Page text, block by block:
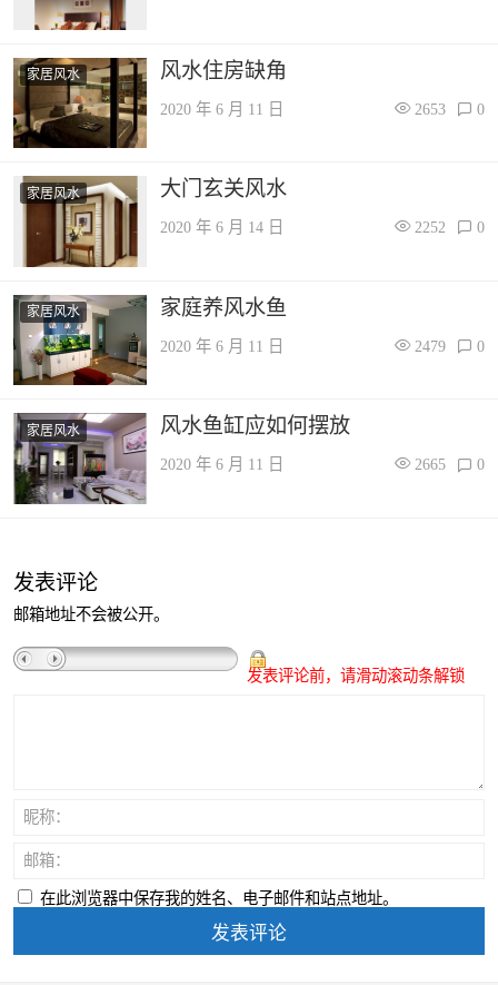
家居风水 风水住房缺角
2020 年 6 月 11 日 2653 0
家居风水 大门玄关风水
2020 年 6 月 14 日 2252 0
家居风水 家庭养风水鱼
2020 年 6 月 11 日 2479 0
家居风水 风水鱼缸应如何摆放
2020 年 6 月 11 日 2665 0
发表评论
邮箱地址不会被公开。
发表评论前，请滑动滚动条解锁
昵称：
邮箱：
在此浏览器中保存我的姓名、电子邮件和站点地址。